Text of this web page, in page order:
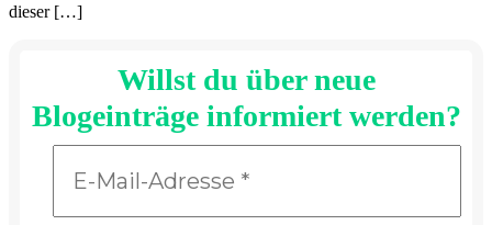
dieser […]
Willst du über neue
Blogeinträge informiert werden?